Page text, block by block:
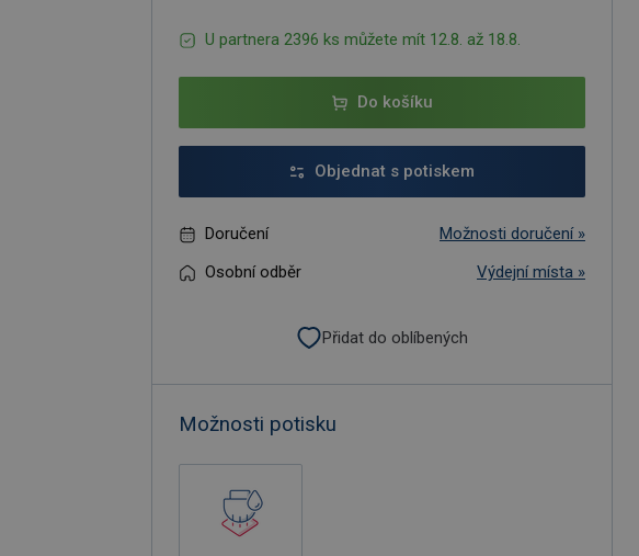
U partnera 2396 ks můžete mít 12.8. až 18.8.
Do košíku
Objednat s potiskem
Doručení
Možnosti doručení »
Osobní odběr
Výdejní místa »
Přidat do oblíbených
Možnosti potisku